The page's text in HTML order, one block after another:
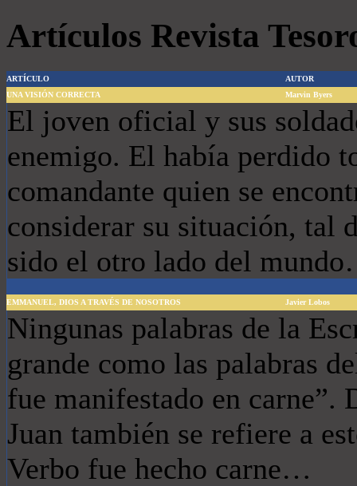
Artículos Revista
ARTÍCULO
AUTOR
UNA VISIÓN CORRECTA
Marvin Byers
El joven oficial y sus
enemigo. El había perdido
comandante quien se
considerar su situación, tal
sido el otro lado del
EMMANUEL, DIOS A TRAVÉS DE NOSOTROS Javier Lobos
Ningunas palabras de la
grande como las palabras
fue manifestado en carne”.
Juan también se refiere a
Verbo fue hecho carne…